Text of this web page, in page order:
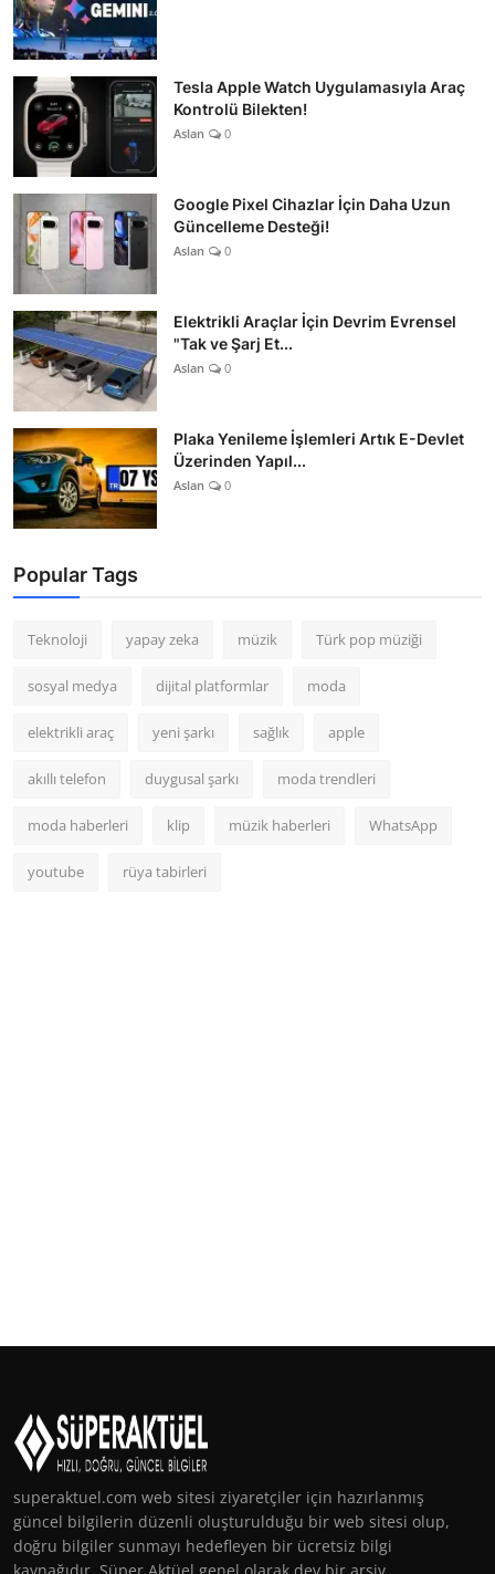
Tesla Apple Watch Uygulamasıyla Araç
Kontrolü Bilekten!
Aslan 0
Google Pixel Cihazlar İçin Daha Uzun
Güncelleme Desteği!
Aslan 0
Elektrikli Araçlar İçin Devrim Evrensel
"Tak ve Şarj Et...
Aslan 0
Plaka Yenileme İşlemleri Artık E-Devlet
Üzerinden Yapıl...
Aslan 0
Popular Tags
Teknoloji yapay zeka müzik Türk pop müziği
sosyal medya dijital platformlar moda
elektrikli araç yeni şarkı sağlık apple
akıllı telefon duygusal şarkı moda trendleri
moda haberleri klip müzik haberleri WhatsApp
youtube rüya tabirleri
superaktuel.com web sitesi ziyaretçiler için hazırlanmış
güncel bilgilerin düzenli oluşturulduğu bir web sitesi olup,
doğru bilgiler sunmayı hedefleyen bir ücretsiz bilgi